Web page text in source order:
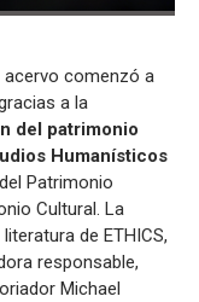
comenzó a
a la
del patrimonio
Humanísticos
Patrimonio
Cultural. La
de ETHICS,
responsable,
Michael